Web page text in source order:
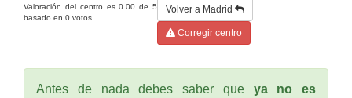
Valoración del centro es0.00 de5
basado en 0 votos.
Volver a Madrid
Corregir centro
Antes de nada debes saber que ya no es